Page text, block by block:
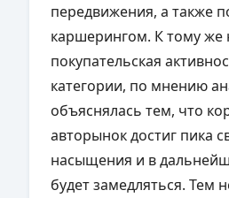
передвижения, а также
каршерингом. К тому же
покупательская
категории, по мнению
объяснялась тем, что
авторынок достиг пика
насыщения и в
будет замедляться. Тем